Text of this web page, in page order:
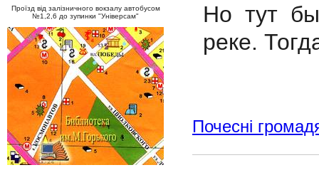
Проїзд від залізничного вокзалу автобусом
№1,2,6 до зупинки "Універсам"
Но тут
реке.
Почесні